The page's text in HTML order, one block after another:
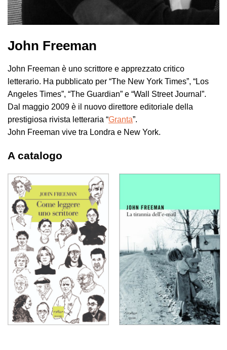
John Freeman
John Freeman è uno scrittore e apprezzato critico
letterario. Ha pubblicato per “The New York Times”, “Los
Angeles Times”, “The Guardian” e “Wall Street Journal”.
Dal maggio 2009 è il nuovo direttore editoriale della
prestigiosa rivista letteraria “Granta”.
John Freeman vive tra Londra e New York.
A catalogo